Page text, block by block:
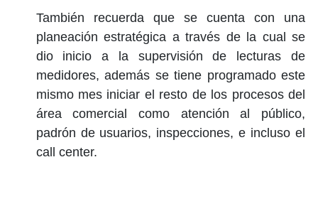
También recuerda que se cuenta con una
planeación estratégica a través de la cual se
dio inicio a la supervisión de lecturas de
medidores, además se tiene programado este
mismo mes iniciar el resto de los procesos del
área comercial como atención al público,
padrón de usuarios, inspecciones, e incluso el
call center.